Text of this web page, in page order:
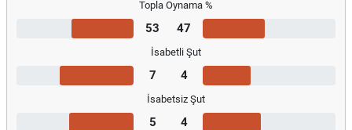
Topla Oynama %
53 47
İsabetli Şut
7 4
İsabetsiz Şut
5 4